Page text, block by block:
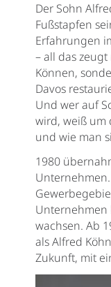
Der Sohn
Fußstapfen
Erfahrungen
– all das
Können,
Davos
Und wer auf
wird, weiß um
und wie man
1980
wachsen. Ab
als Alfred
Zukunft, mit